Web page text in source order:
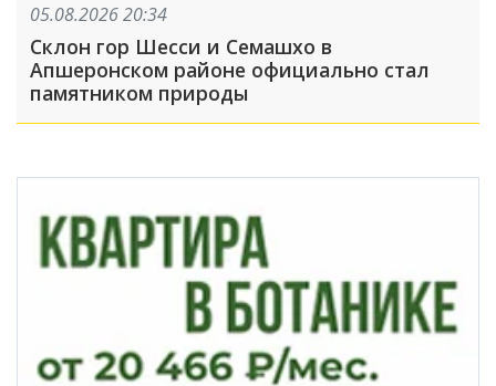
05.08.2026 20:34
Склон гор Шесси и Семашхо в
Апшеронском районе официально стал
памятником природы